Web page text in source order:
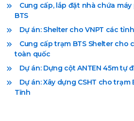
Cung cấp, lắp đặt nhà chứa
BTS
Dự án: Shelter cho VNPT các
Cung cấp trạm BTS Shelter cho
toàn quốc
Dự án: Dựng cột ANTEN 45m tự
Dự án: Xây dựng CSHT cho trạm
Tĩnh